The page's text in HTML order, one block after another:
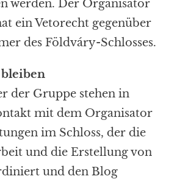
werden. Der Organisator
ein Vetorecht gegenüber
des Földváry-Schlosses.
der Gruppe stehen in
mit dem Organisator
im Schloss, der die
und die Erstellung von
und den Blog